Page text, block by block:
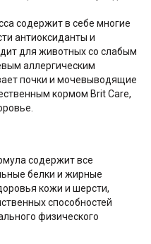
содержит в себе многие
антиоксиданты и
для животных со слабым
аллергическим
почки и мочевыводящие
кормом Brit Care,
содержит все
белки и жирные
кожи и шерсти,
способностей
физического